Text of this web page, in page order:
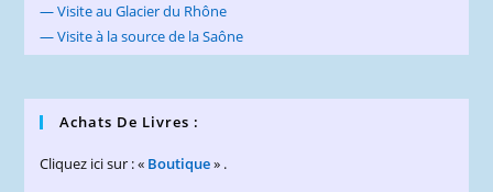
— Visite au Glacier du Rhône
— Visite à la source de la Saône
Achats De Livres :
Cliquez ici sur : « Boutique» .